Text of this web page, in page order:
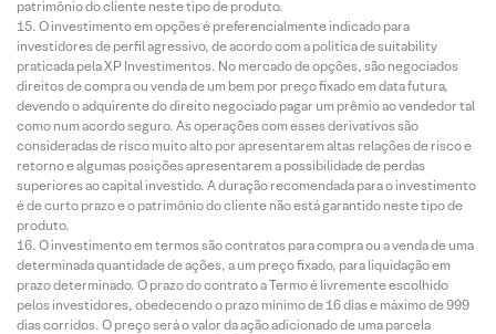
patrimônio do cliente neste tipo de produto.
O investimento em opções é preferencialmente indicado para
investidores de perfil agressivo, de acordo com a política de suitability
praticada pela XP Investimentos. No mercado de opções, são negociados
direitos de compra ou venda de um bem por preço fixado em data futura,
devendo o adquirente do direito negociado pagar um prêmio ao vendedor tal
como num acordo seguro. As operações com esses derivativos são
consideradas de risco muito alto por apresentarem altas relações de risco e
retorno e algumas posições apresentarem a possibilidade de perdas
superiores ao capital investido. A duração recomendada para o investimento
é de curto prazo e o patrimônio do cliente não está garantido neste tipo de
produto.
O investimento em termos são contratos para compra ou a venda de uma
determinada quantidade de ações, a um preço fixado, para liquidação em
prazo determinado. O prazo do contrato a Termo é livremente escolhido
pelos investidores, obedecendo o prazo mínimo de 16 dias e máximo de 999
dias corridos. O preço será o valor da ação adicionado de uma parcela